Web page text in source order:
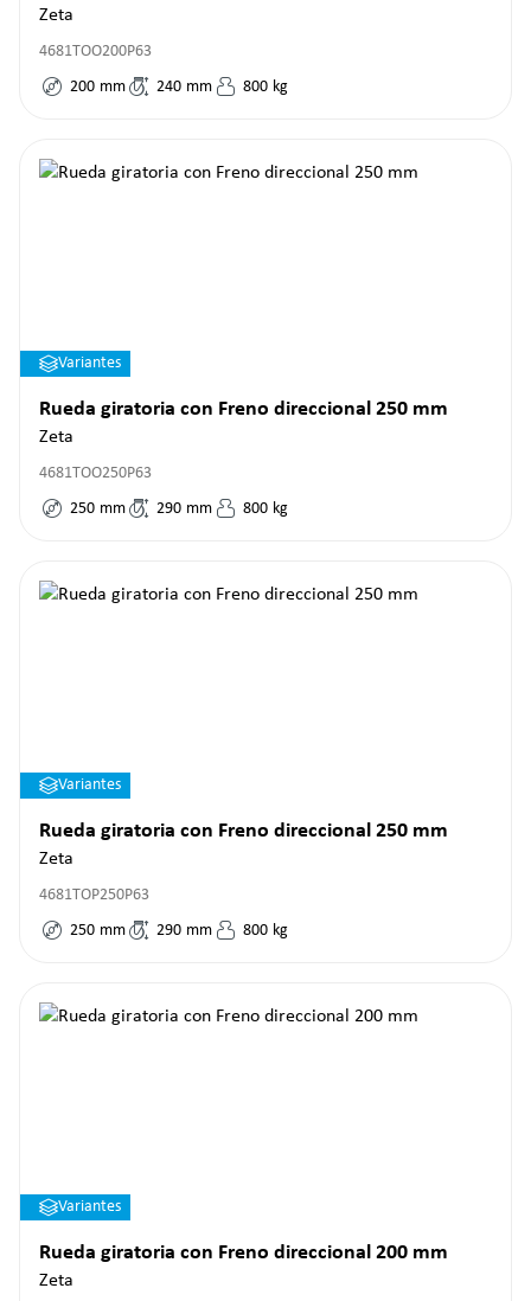
Zeta
4681TOO200P63
200 mm 240 mm 800 kg
Variantes
Rueda giratoria con Freno direccional 250 mm
Zeta
4681TOO250P63
250 mm 290 mm 800 kg
Variantes
Rueda giratoria con Freno direccional 250 mm
Zeta
4681TOP250P63
250 mm 290 mm 800 kg
Variantes
Rueda giratoria con Freno direccional 200 mm
Zeta